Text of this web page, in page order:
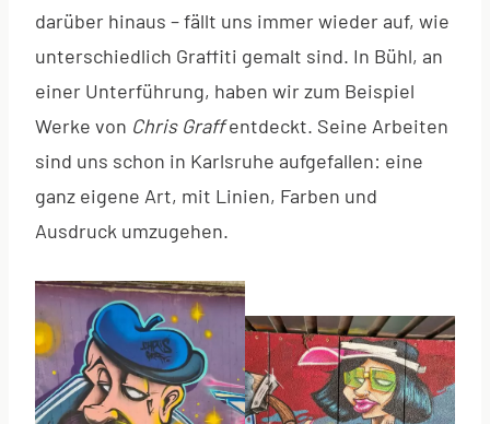
darüber hinaus – fällt uns immer wieder auf, wie
unterschiedlich Graffiti gemalt sind. In Bühl, an
einer Unterführung, haben wir zum Beispiel
Werke von Chris Graffentdeckt. Seine Arbeiten
sind uns schon in Karlsruhe aufgefallen: eine
ganz eigene Art, mit Linien, Farben und
Ausdruck umzugehen.